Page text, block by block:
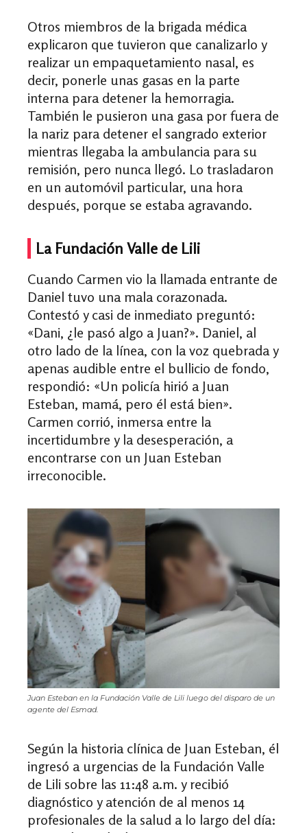
Otros miembros de la brigada médica
explicaron que tuvieron que canalizarlo y
realizar un empaquetamiento nasal, es
decir, ponerle unas gasas en la parte
interna para detener la hemorragia.
También le pusieron una gasa por fuera de
la nariz para detener el sangrado exterior
mientras llegaba la ambulancia para su
remisión, pero nunca llegó. Lo trasladaron
en un automóvil particular, una hora
después, porque se estaba agravando.
La Fundación Valle de Lili
Cuando Carmen vio la llamada entrante de
Daniel tuvo una mala corazonada.
Contestó y casi de inmediato preguntó:
«Dani, ¿le pasó algo a Juan?». Daniel, al
otro lado de la línea, con la voz quebrada y
apenas audible entre el bullicio de fondo,
respondió: «Un policía hirió a Juan
Esteban, mamá, pero él está bien».
Carmen corrió, inmersa entre la
incertidumbre y la desesperación, a
encontrarse con un Juan Esteban
irreconocible.
Juan Esteban en la Fundación Valle de Lili luego del disparo de un
agente del Esmad.
Según la historia clínica de Juan Esteban, él
ingresó a urgencias de la Fundación Valle
de Lili sobre las 11:48 a.m. y recibió
diagnóstico y atención de al menos 14
profesionales de la salud a lo largo del día: